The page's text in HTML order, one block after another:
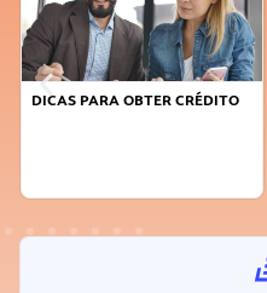
DICAS PARA OBTER CRÉDITO